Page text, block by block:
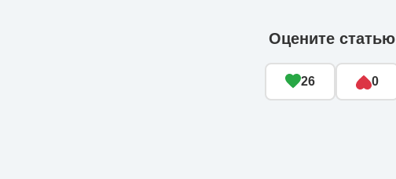
Оцените статью
26 0